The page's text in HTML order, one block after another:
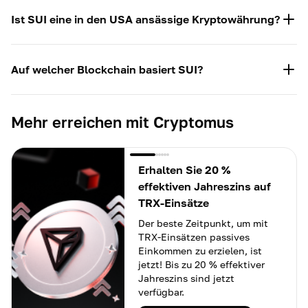
investieren, stellen Sie sicher, dass Sie den
Schwankungen unterliegt.
Das Team umfasst ehemalige Meta-Ingenieure: Evan
Ist SUI eine in den USA ansässige Kryptowährung?
wurde 2023 von der amerikanischen Firma Mysten
Auf welcher Blockchain basiert SUI?
ihren eigenen Konsensmechanismus und
Validierungsprozess für Transaktionsblöcke in ihrem
Netzwerk hat.
Mehr erreichen mit Cryptomus
Erhalten Sie 20 %
effektiven Jahreszins auf
TRX-Einsätze
Der beste Zeitpunkt, um mit
TRX-Einsätzen passives
Einkommen zu erzielen, ist
jetzt! Bis zu 20 % effektiver
Jahreszins sind jetzt
verfügbar.